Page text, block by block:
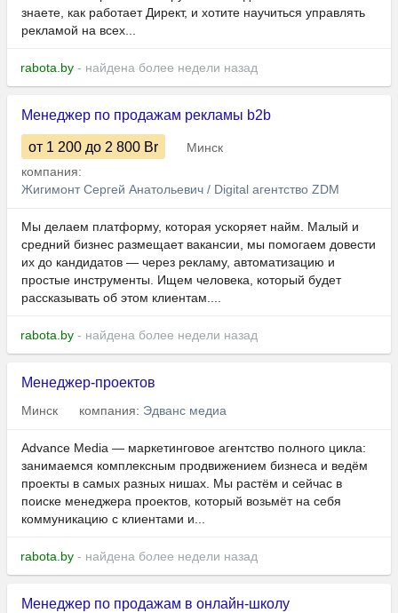
знаете, как работает Директ, и хотите научиться управлять
рекламой на всех...
rabota.by - найдена более недели назад
Менеджер по продажам рекламы b2b
от 1 200 до 2 800 Br
Минск
компания:
Жигимонт Сергей Анатольевич / Digital агентство ZDM
Мы делаем платформу, которая ускоряет найм. Малый и
средний бизнес размещает вакансии, мы помогаем довести
их до кандидатов — через рекламу, автоматизацию и
простые инструменты. Ищем человека, который будет
рассказывать об этом клиентам....
rabota.by - найдена более недели назад
Менеджер-проектов
Минск компания: Эдванс медиа
Advance Media — маркетинговое агентство полного цикла:
занимаемся комплексным продвижением бизнеса и ведём
проекты в самых разных нишах. Мы растём и сейчас в
поиске менеджера проектов, который возьмёт на себя
коммуникацию с клиентами и...
rabota.by - найдена более недели назад
Менеджер по продажам в онлайн-школу